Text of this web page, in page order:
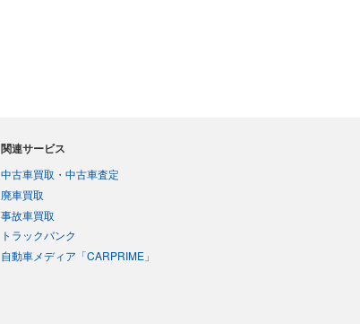
関連サービス
中古車買取・中古車査定
廃車買取
事故車買取
トラックバンク
自動車メディア「CARPRIME」